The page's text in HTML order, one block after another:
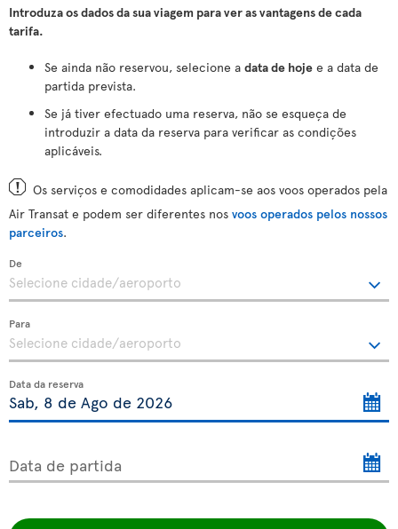
Introduza os dados da sua viagem para ver as vantagens de cada
tarifa.
Se ainda não reservou, selecione a data de hoje e a data de
partida prevista.
Se já tiver efectuado uma reserva, não se esqueça de
introduzir a data da reserva para verificar as condições
aplicáveis.
Os serviços e comodidades aplicam-se aos voos operados pela
Air Transat e podem ser diferentes nos voos operados pelos nossos
parceiros.
De
Para
Data da reserva
Data de partida